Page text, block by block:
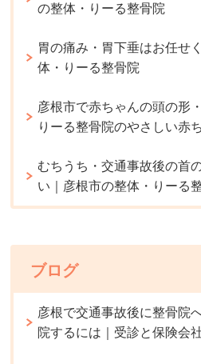
の整体・りーる整骨院
胃の痛み・胃下垂はお任せ
体・りーる整骨院
彦根市で赤ちゃんの頭の形
りーる整骨院のやさしい赤
むちうち・交通事故後の首
い｜彦根市の整体・りーる
ブログ
彦根で交通事故後に整骨院
院するには｜受診と保険会